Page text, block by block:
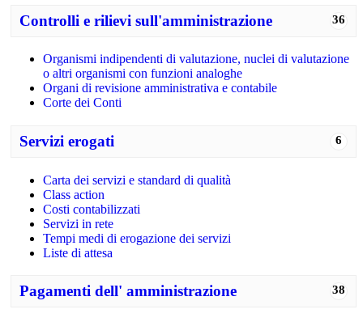
36
Controlli e rilievi sull'amministrazione
Organismi indipendenti di valutazione, nuclei di valutazione
o altri organismi con funzioni analoghe
Organi di revisione amministrativa e contabile
Corte dei Conti
6
Servizi erogati
Carta dei servizi e standard di qualità
Class action
Costi contabilizzati
Servizi in rete
Tempi medi di erogazione dei servizi
Liste di attesa
38
Pagamenti dell' amministrazione